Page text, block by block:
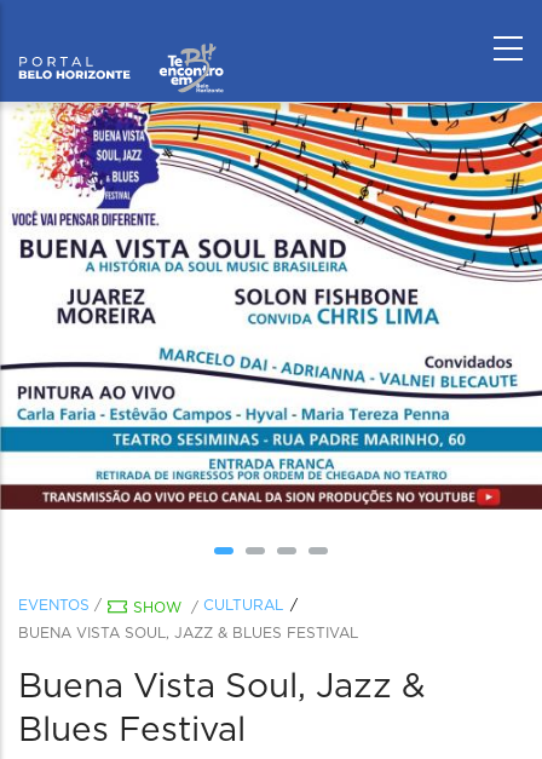
EVENTOS / SHOW / CULTURAL
BUENA VISTA SOUL, JAZZ & BLUES FESTIVAL
Buena Vista Soul, Jazz &
Blues Festival